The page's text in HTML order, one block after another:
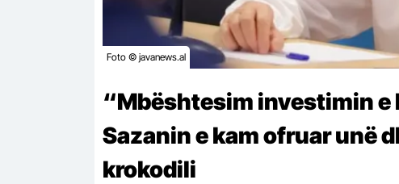
Foto © javanews.al
“Mbështesim investimin e
Sazanin e kam ofruar unë
krokodili